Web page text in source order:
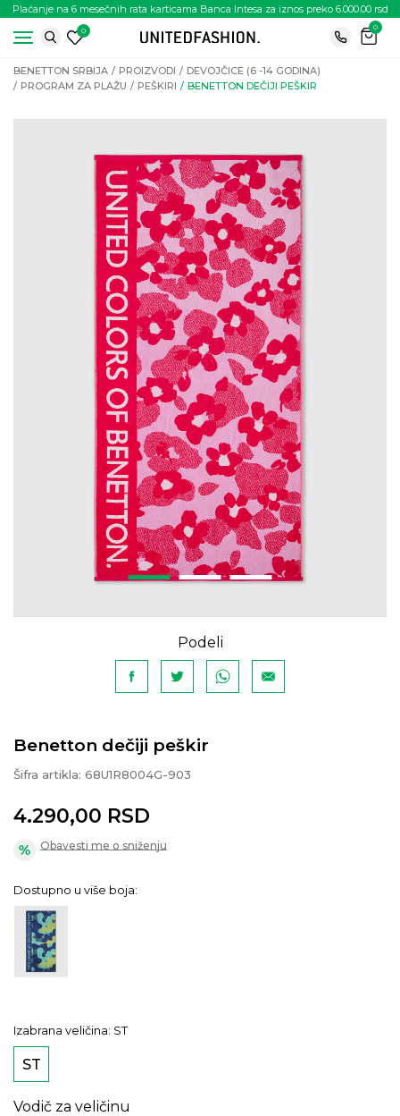
Plaćanje na 6 mesečnih rata karticama Banca Intesa za iznos preko 6.000.00 rsd
0
0
BENETTON SRBIJA PROIZVODI
DEVOJČICE (6 -14 GODINA)
PROGRAM ZA PLAŽU
PEŠKIRI BENETTON DEČIJI PEŠKIR
Podeli
Benetton dečiji peškir
Šifra artikla: 68U1R8004G-903
4.290,00 RSD
Obavesti me o sniženju
Dostupno u više boja:
Izabrana veličina: ST
ST
Vodič za veličinu